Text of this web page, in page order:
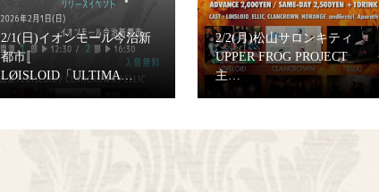
2/1(日)イオンモール今治新
都市〚
LØISLOID「ULTIMA…
2/2(月)松山サロンキティ
UPPER FROG PROJECT
主…